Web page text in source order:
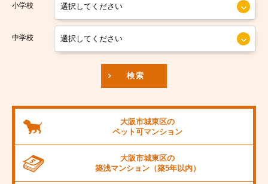
大阪市中央区
南海汐見橋線
京阪本線
JR阪和線
小学校
中学校
検索
大阪市城東区の
ペット可マンション
大阪市城東区の
築浅マンション（築5年以内）